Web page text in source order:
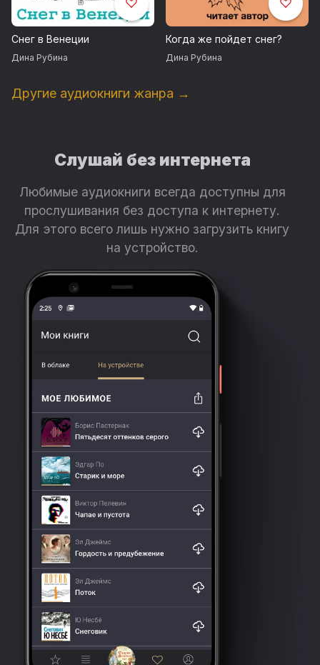
Снег в Венеции
Дина Рубина
Когда же пойдет снег?
Дина Рубина
Другие аудиокниги жанра →
Слушай без интернета
Любимые аудиокниги всегда доступны для
прослушивания без доступа к интернету.
Для этого всего лишь нужно загрузить книгу
на устройство.